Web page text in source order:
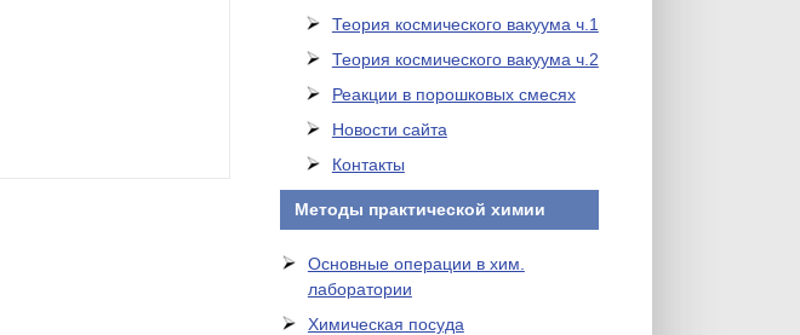
Теория космического вакуума ч.1
Теория космического вакуума ч.2
Реакции в порошковых смесях
Новости сайта
Контакты
Методы практической химии
Основные операции в хим.
лаборатории
Химическая посуда